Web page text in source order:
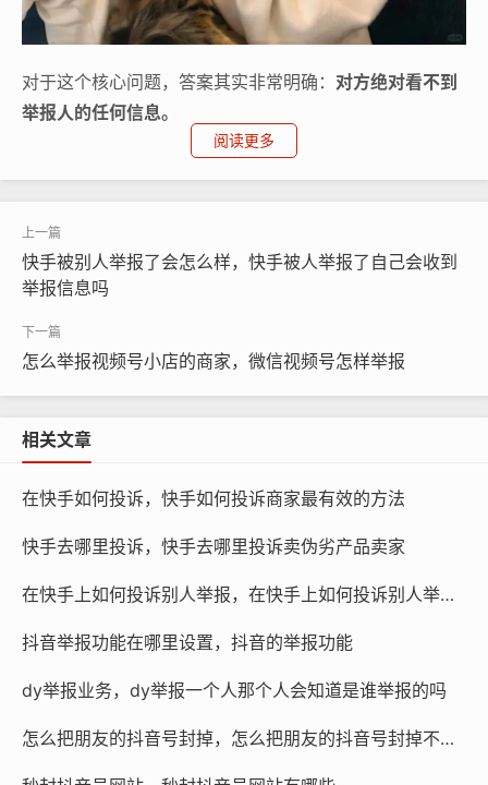
对于这个核心问题，答案其实非常明确： 对方绝对看不到
举报人的任何信息。
快手的平台机制对举报者的隐私保护是非常严格的，当你
息、账号ID是完全隐藏的，被举报的人只会收到一个系统
的违规通知，告诉他因为某项原因内容被处理了，但他根
本无从得知是哪位用户发起的举报，这就像你向老师匿名
供出来。
虽然系统严格保密，但在现实中，对方其实是有可能“猜”
到是谁举报的，这种情况往往不是因为系统泄密，而是源
于人际关系的微妙，你刚和对方在评论区发生了激烈的争
吵，紧接着对方就被举报封号了，那对方很自然就会怀疑
人就被处罚了,风声也可能传出去。
如果遇到一些极端情况该怎么办？比如你觉得对方这个账
号背后的人非常难缠，或者你举报的内容涉及到比较复杂
的网络纠缠，在这种时候，如果你因为担忧而不敢自己操
作，或者希望举报能更高效、更有策略性地进行,确实可以
阅读更多
快手被别人举报了会怎么样，快手被人举报了自己会收到
举报信息吗
怎么举报视频号小店的商家，微信视频号怎样举报
相关文章
在快手如何投诉，快手如何投诉商家最有效的方法
快手去哪里投诉，快手去哪里投诉卖伪劣产品卖家
在快手上如何投诉别人举报，在快手上如何投诉别人举报我
抖音举报功能在哪里设置，抖音的举报功能
dy举报业务，dy举报一个人那个人会知道是谁举报的吗
怎么把朋友的抖音号封掉，怎么把朋友的抖音号封掉不被发现